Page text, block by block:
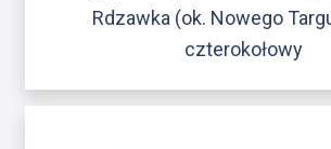
Rdzawka (ok. Nowego
czterokołowy